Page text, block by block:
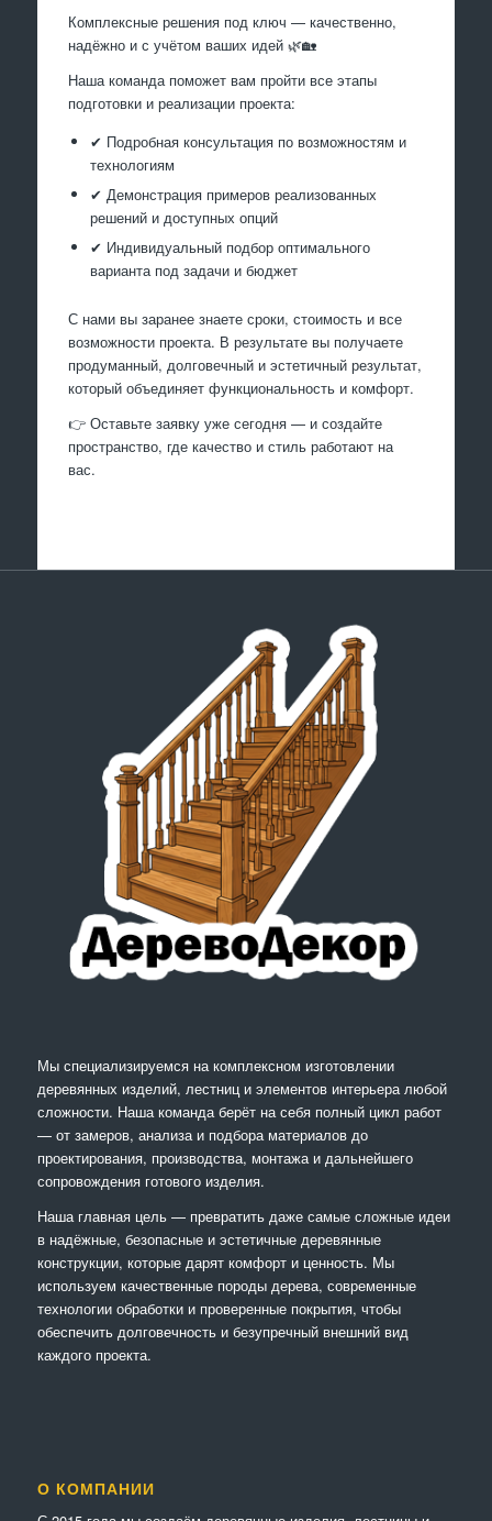
Комплексные решения под ключ — качественно,
надёжно и с учётом ваших идей 🌿🏡
Наша команда поможет вам пройти все этапы
подготовки и реализации проекта:
✔ Подробная консультация по возможностям и
технологиям
✔ Демонстрация примеров реализованных
решений и доступных опций
✔ Индивидуальный подбор оптимального
варианта под задачи и бюджет
С нами вы заранее знаете сроки, стоимость и все
возможности проекта. В результате вы получаете
продуманный, долговечный и эстетичный результат,
который объединяет функциональность и комфорт.
👉 Оставьте заявку уже сегодня — и создайте
пространство, где качество и стиль работают на
вас.
Мы специализируемся на комплексном изготовлении
деревянных изделий, лестниц и элементов интерьера любой
сложности. Наша команда берёт на себя полный цикл работ
— от замеров, анализа и подбора материалов до
проектирования, производства, монтажа и дальнейшего
сопровождения готового изделия.
Наша главная цель — превратить даже самые сложные идеи
в надёжные, безопасные и эстетичные деревянные
конструкции, которые дарят комфорт и ценность. Мы
используем качественные породы дерева, современные
технологии обработки и проверенные покрытия, чтобы
обеспечить долговечность и безупречный внешний вид
каждого проекта.
О КОМПАНИИ